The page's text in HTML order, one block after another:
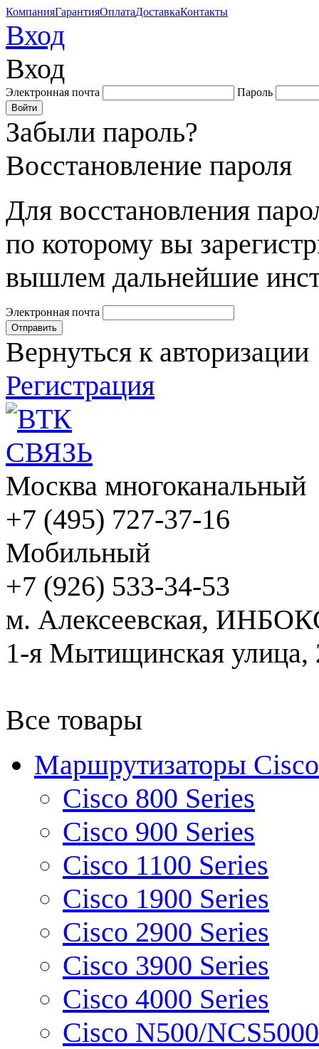
КомпанияГарантияОплатаДоставкаКонтакты
Вход
Вход
Электронная почта Пароль
Забыли пароль?
Восстановление пароля
Для восстановления
по которому вы
вышлем дальнейшие
Электронная почта
Вернуться к авторизации
Регистрация
Москва многоканальный
+7 (495) 727-37-16
Мобильный
+7 (926) 533-34-53
м. Алексеевская,
1-я Мытищинская улица,
Все товары
Маршрутизаторы Cisco
Cisco 800 Series
Cisco 900 Series
Cisco 1100 Series
Cisco 1900 Series
Cisco 2900 Series
Cisco 3900 Series
Cisco 4000 Series
Cisco N500/